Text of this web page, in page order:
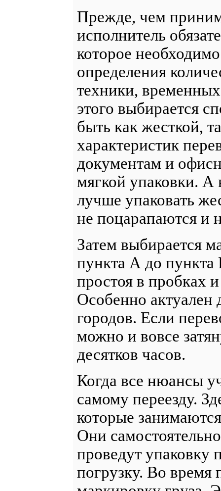
Прежде, чем
исполнитель
которое
определения
техники, временных
этого выбирается
быть как жесткой,
характеристик
документам и
мягкой упаковки. А
лучше упаковать
не поцарапаются и
Затем выбирается
пункта А до
простоя в пробках
Особенно
городов. Если
можно и вовсе
десятков часов.
Когда все нюансы
самому переезду.
которые
Они
проведут упаковку
погрузку. Во время